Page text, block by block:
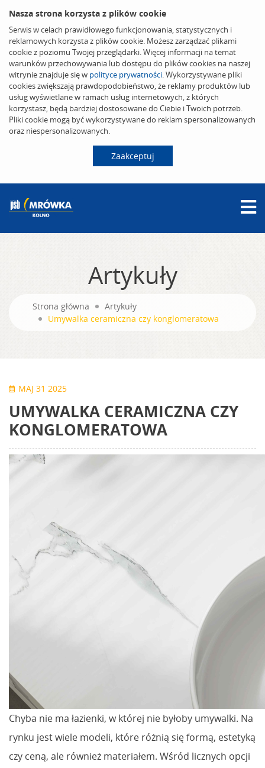
Nasza strona korzysta z plików cookie
Serwis w celach prawidłowego funkcjonowania, statystycznych i
reklamowych korzysta z plików cookie. Możesz zarządzać plikami
cookie z poziomu Twojej przeglądarki. Więcej informacji na temat
warunków przechowywania lub dostępu do plików cookies na naszej
witrynie znajduje się w polityce prywatności. Wykorzystywane pliki
cookies zwiększają prawdopodobieństwo, że reklamy produktów lub
usług wyświetlane w ramach usług internetowych, z których
korzystasz, będą bardziej dostosowane do Ciebie i Twoich potrzeb.
Pliki cookie mogą być wykorzystywane do reklam spersonalizowanych
oraz niespersonalizowanych.
Zaakceptuj
Artykuły
Strona główna
Artykuły
Umywalka ceramiczna czy konglomeratowa
MAJ 31 2025
UMYWALKA CERAMICZNA CZY
KONGLOMERATOWA
Chyba nie ma łazienki, w której nie byłoby umywalki. Na
rynku jest wiele modeli, które różnią się formą, estetyką
czy ceną, ale również materiałem. Wśród licznych opcji